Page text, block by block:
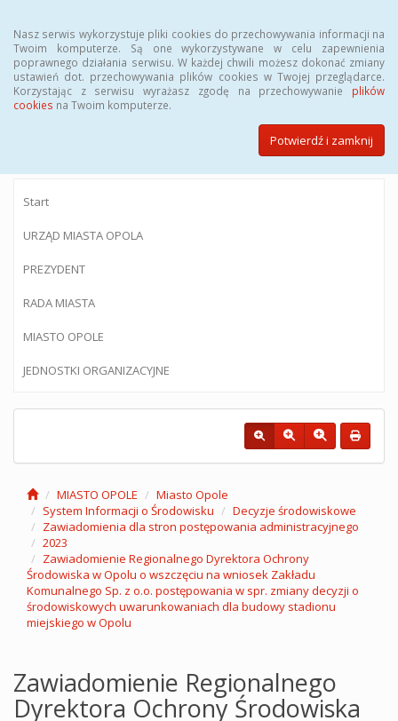
Nasz serwis wykorzystuje pliki cookies do przechowywania informacji na
Twoim komputerze. Są one wykorzystywane w celu zapewnienia
poprawnego działania serwisu. W każdej chwili możesz dokonać zmiany
ustawień dot. przechowywania plików cookies w Twojej przeglądarce.
Korzystając z serwisu wyrażasz zgodę na przechowywanie plików
cookies na Twoim komputerze.
Potwierdź i zamknij
BIULETYN INFORMACJI PUBLICZNEJ
Urzędu Miasta Opola
Start
URZĄD MIASTA OPOLA
PREZYDENT
RADA MIASTA
MIASTO OPOLE
JEDNOSTKI ORGANIZACYJNE
MIASTO OPOLE
Miasto Opole
System Informacji o Środowisku
Decyzje środowiskowe
Zawiadomienia dla stron postępowania administracyjnego
2023
Zawiadomienie Regionalnego Dyrektora Ochrony
Środowiska w Opolu o wszczęciu na wniosek Zakładu
Komunalnego Sp. z o.o. postępowania w spr. zmiany decyzji o
środowiskowych uwarunkowaniach dla budowy stadionu
miejskiego w Opolu
Zawiadomienie Regionalnego
Dyrektora Ochrony Środowiska